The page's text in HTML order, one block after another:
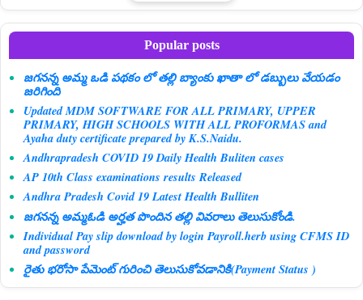
Popular posts
జగనన్న అమ్మ ఒడి పథకం లో తల్లి బ్యాంకు ఖాతా లో డబ్బులు వేయడం
జరిగింది
Updated MDM SOFTWARE FOR ALL PRIMARY, UPPER
PRIMARY, HIGH SCHOOLS WITH ALL PROFORMAS and
Ayaha duty certificate prepared by K.S.Naidu.
Andhrapradesh COVID 19 Daily Health Buliten cases
AP 10th Class examinations results Released
Andhra Pradesh Covid 19 Latest Health Bulliten
జగనన్న అమ్మఓడి అర్హత పొందిన తల్లి వివరాలు తెలుసుకోండి.
Individual Pay slip download by login Payroll.herb using CFMS ID
and password
రైతు భరోసా పేమెంట్ గురించి తెలుసుకోవడానికి(Payment Status )